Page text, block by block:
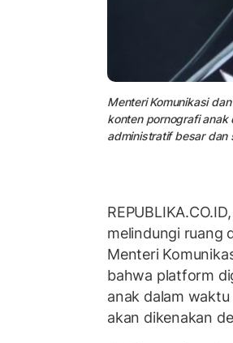
Menteri Komunikasi
konten pornografi anak
administratif besar dan
melindungi ruang
Menteri
bahwa platform
anak dalam
akan dikenakan